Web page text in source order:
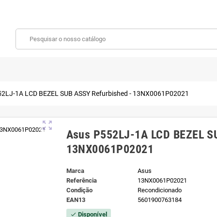
1A LCD BEZEL SUB ASSY Refurbished - 13NX0061P02021
zoom_out_map
Asus P552LJ-1A LCD BEZEL
13NX0061P02021
Marca
Asus
Referência
13NX0061P02021
Condição
Recondicionado
EAN13
5601900763184
check Disponível